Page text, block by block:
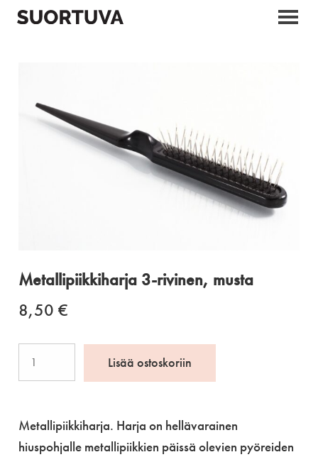
Metallipiikkiharja 3-rivinen, musta
8,50 €
musta
määrä
Lisää ostoskoriin
Metallipiikkiharja. Harja on hellävarainen
hiuspohjalle metallipiikkien päissä olevien pyöreiden